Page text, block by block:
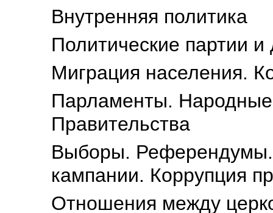
Внутренняя политика
Политические партии
Миграция населения.
Парламенты. Народные
Правительства
Выборы.
кампании. Коррупция
Отношения между